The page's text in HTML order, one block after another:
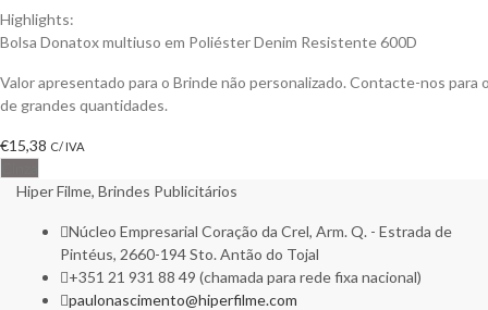
Highlights:
Bolsa Donatox multiuso em Poliéster Denim Resistente 600D
Valor apresentado para o Brinde não personalizado. Contacte-nos
de grandes quantidades.
€15,38 C/ IVA
Hiper Filme, Brindes Publicitários
Núcleo Empresarial Coração da Crel, Arm. Q. - Estrada de
Pintéus, 2660-194 Sto. Antão do Tojal
+351 21 931 88 49 (chamada para rede fixa nacional)
paulonascimento@hiperfilme.com